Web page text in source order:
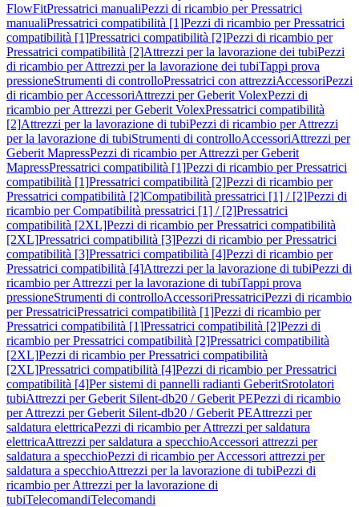
FlowFitPressatrici manualiPezzi di ricambio per Pressatrici
manualiPressatrici compatibilità [1]Pezzi di ricambio per Pressatrici
compatibilità [1]Pressatrici compatibilità [2]Pezzi di ricambio per
Pressatrici compatibilità [2]Attrezzi per la lavorazione dei tubiPezzi
di ricambio per Attrezzi per la lavorazione dei tubiTappi prova
pressioneStrumenti di controlloPressatrici con attrezziAccessoriPezzi
di ricambio per AccessoriAttrezzi per Geberit VolexPezzi di
ricambio per Attrezzi per Geberit VolexPressatrici compatibilità
[2]Attrezzi per la lavorazione di tubiPezzi di ricambio per Attrezzi
per la lavorazione di tubiStrumenti di controlloAccessoriAttrezzi per
Geberit MapressPezzi di ricambio per Attrezzi per Geberit
MapressPressatrici compatibilità [1]Pezzi di ricambio per Pressatrici
compatibilità [1]Pressatrici compatibilità [2]Pezzi di ricambio per
Pressatrici compatibilità [2]Compatibilità pressatrici [1] / [2]Pezzi di
ricambio per Compatibilità pressatrici [1] / [2]Pressatrici
compatibilità [2XL]Pezzi di ricambio per Pressatrici compatibilità
[2XL]Pressatrici compatibilità [3]Pezzi di ricambio per Pressatrici
compatibilità [3]Pressatrici compatibilità [4]Pezzi di ricambio per
Pressatrici compatibilità [4]Attrezzi per la lavorazione di tubiPezzi di
ricambio per Attrezzi per la lavorazione di tubiTappi prova
pressioneStrumenti di controlloAccessoriPressatriciPezzi di ricambio
per PressatriciPressatrici compatibilità [1]Pezzi di ricambio per
Pressatrici compatibilità [1]Pressatrici compatibilità [2]Pezzi di
ricambio per Pressatrici compatibilità [2]Pressatrici compatibilità
[2XL]Pezzi di ricambio per Pressatrici compatibilità
[2XL]Pressatrici compatibilità [4]Pezzi di ricambio per Pressatrici
compatibilità [4]Per sistemi di pannelli radianti GeberitSrotolatori
tubiAttrezzi per Geberit Silent-db20 / Geberit PEPezzi di ricambio
per Attrezzi per Geberit Silent-db20 / Geberit PEAttrezzi per
saldatura elettricaPezzi di ricambio per Attrezzi per saldatura
elettricaAttrezzi per saldatura a specchioAccessori attrezzi per
saldatura a specchioPezzi di ricambio per Accessori attrezzi per
saldatura a specchioAttrezzi per la lavorazione di tubiPezzi di
ricambio per Attrezzi per la lavorazione di
tubiTelecomandiTelecomandi